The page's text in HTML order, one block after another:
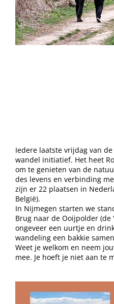
Iedere laatste vrijdag van
wandel initiatief. Het heet
om te genieten van de
des levens en verbinding
zijn er 22 plaatsen in
België).
In Nijmegen starten we
Brug naar de Ooijpolder (de
ongeveer een uurtje en
wandeling een bakkie
Weet je welkom en neem
mee. Je hoeft je niet aan te